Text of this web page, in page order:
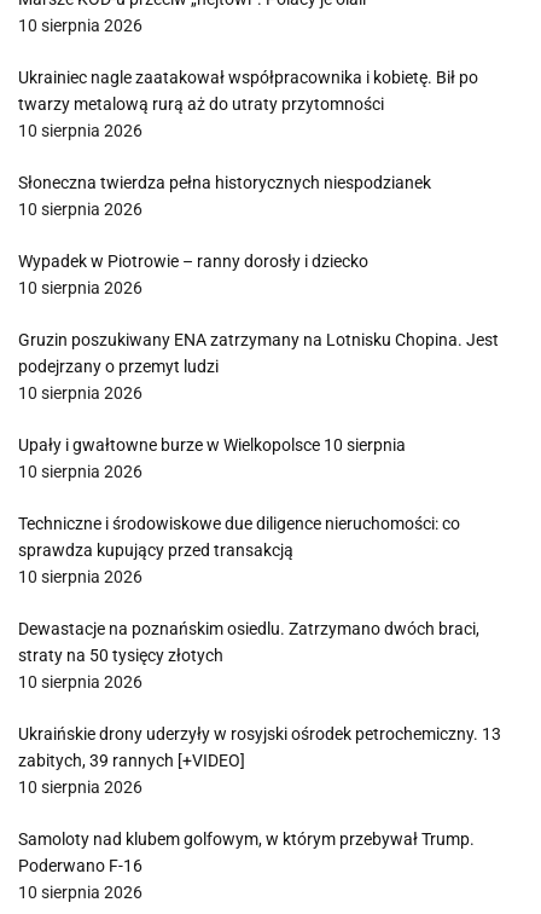
10 sierpnia 2026
Ukrainiec nagle zaatakował współpracownika i kobietę. Bił po
twarzy metalową rurą aż do utraty przytomności
10 sierpnia 2026
Słoneczna twierdza pełna historycznych niespodzianek
10 sierpnia 2026
Wypadek w Piotrowie – ranny dorosły i dziecko
10 sierpnia 2026
Gruzin poszukiwany ENA zatrzymany na Lotnisku Chopina. Jest
podejrzany o przemyt ludzi
10 sierpnia 2026
Upały i gwałtowne burze w Wielkopolsce 10 sierpnia
10 sierpnia 2026
Techniczne i środowiskowe due diligence nieruchomości: co
sprawdza kupujący przed transakcją
10 sierpnia 2026
Dewastacje na poznańskim osiedlu. Zatrzymano dwóch braci,
straty na 50 tysięcy złotych
10 sierpnia 2026
Ukraińskie drony uderzyły w rosyjski ośrodek petrochemiczny. 13
zabitych, 39 rannych [+VIDEO]
10 sierpnia 2026
Samoloty nad klubem golfowym, w którym przebywał Trump.
Poderwano F-16
10 sierpnia 2026